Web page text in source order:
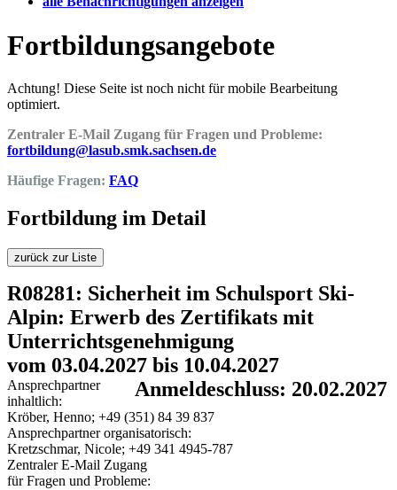
Fortbildungsangebote
Achtung! Diese Seite ist noch nicht für mobile Bearbeitung
optimiert.
Zentraler E-Mail Zugang für Fragen und Probleme:
fortbildung@lasub.smk.sachsen.de
Häufige Fragen: FAQ
Fortbildung im Detail
zurück zur Liste
R08281: Sicherheit im Schulsport Ski-
Alpin: Erwerb des Zertifikats mit
Unterrichtsgenehmigung
vom 03.04.2027 bis 10.04.2027
Anmeldeschluss: 20.02.2027
Ansprechpartner
inhaltlich:
Kröber, Henno; +49 (351) 84 39 837
Ansprechpartner organisatorisch:
Kretzschmar, Nicole; +49 341 4945-787
Zentraler E-Mail Zugang
für Fragen und Probleme: